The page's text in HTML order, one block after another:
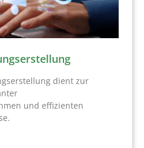
dient zur
und effizienten